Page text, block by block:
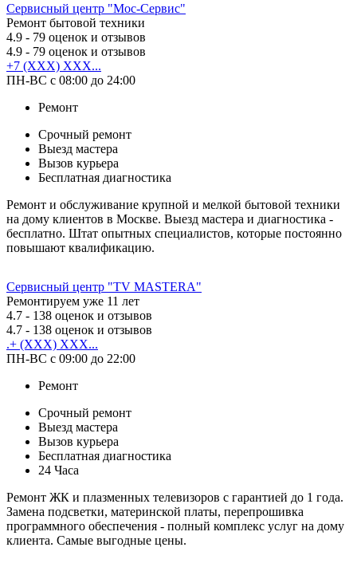
Сервисный центр "Мос-Сервис"
Ремонт бытовой техники
4.9 - 79 оценок и отзывов
4.9 - 79 оценок и отзывов
+7 (XXX) XXX...
ПН-ВС с 08:00 до 24:00
Ремонт
Срочный ремонт
Выезд мастера
Вызов курьера
Бесплатная диагностика
Ремонт и обслуживание крупной и мелкой бытовой техники
на дому клиентов в Москве. Выезд мастера и диагностика -
бесплатно. Штат опытных специалистов, которые постоянно
повышают квалификацию.
Сервисный центр "TV MASTERA"
Ремонтируем уже 11 лет
4.7 - 138 оценок и отзывов
4.7 - 138 оценок и отзывов
.+ (XXX) XXX...
ПН-ВС с 09:00 до 22:00
Ремонт
Срочный ремонт
Выезд мастера
Вызов курьера
Бесплатная диагностика
24 Часа
Ремонт ЖК и плазменных телевизоров с гарантией до 1 года.
Замена подсветки, материнской платы, перепрошивка
программного обеспечения - полный комплекс услуг на дому
клиента. Самые выгодные цены.